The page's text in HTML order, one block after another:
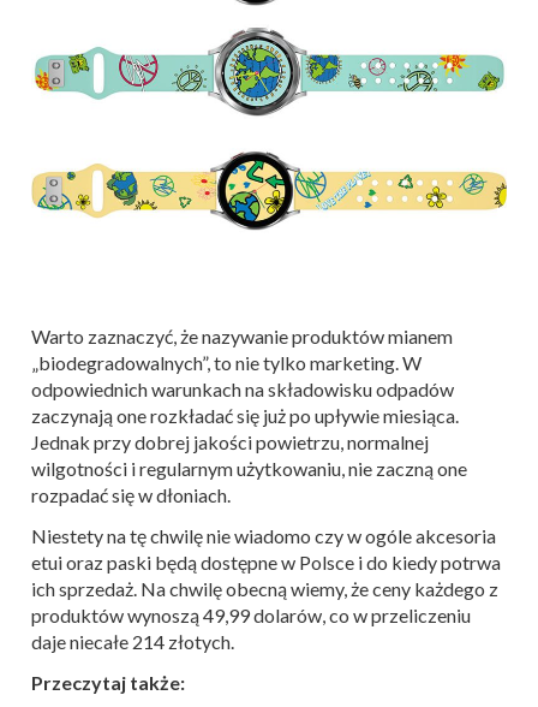
Warto zaznaczyć, że nazywanie produktów mianem
„biodegradowalnych”, to nie tylko marketing. W
odpowiednich warunkach na składowisku odpadów
zaczynają one rozkładać się już po upływie miesiąca.
Jednak przy dobrej jakości powietrzu, normalnej
wilgotności i regularnym użytkowaniu, nie zaczną one
rozpadać się w dłoniach.
Niestety na tę chwilę nie wiadomo czy w ogóle akcesoria
etui oraz paski będą dostępne w Polsce i do kiedy potrwa
ich sprzedaż. Na chwilę obecną wiemy, że ceny każdego z
produktów wynoszą 49,99 dolarów, co w przeliczeniu
daje niecałe 214 złotych.
Przeczytaj także: